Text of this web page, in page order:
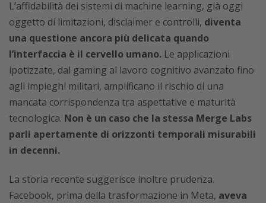
L’affidabilità dei sistemi di machine learning, già oggi
oggetto di limitazioni, disclaimer e controlli, diventa
una questione ancora più delicata quando
l’interfaccia è il cervello umano. Le applicazioni
ipotizzate, dal gaming al lavoro cognitivo avanzato fino
agli impieghi militari, amplificano il rischio di una
mancata corrispondenza tra aspettative e maturità
tecnologica. Non è un caso che la stessa Merge Labs
parli apertamente di orizzonti temporali misurabili
in decenni.
La storia recente suggerisce inoltre prudenza.
Facebook, prima della trasformazione in Meta, aveva